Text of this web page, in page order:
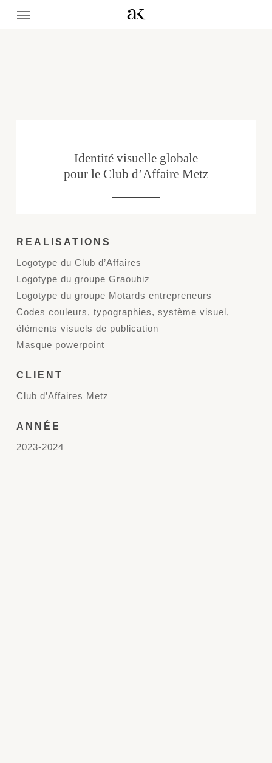
Menu
Identité visuelle globale
pour le Club d’Affaire Metz
REALISATIONS
Logotype du Club d’Affaires
Logotype du groupe Graoubiz
Logotype du groupe Motards entrepreneurs
Codes couleurs, typographies, système visuel,
éléments visuels de publication
Masque powerpoint
CLIENT
Club d’Affaires Metz
ANNÉE
2023-2024